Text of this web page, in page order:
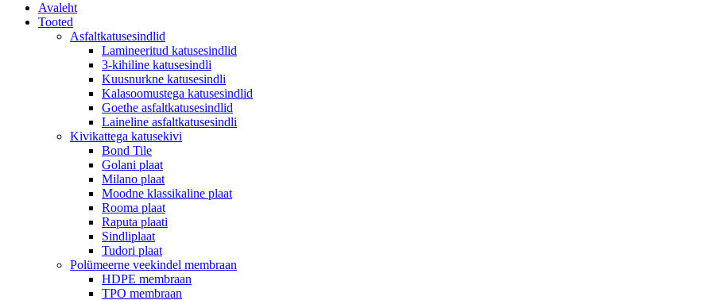
Avaleht
Tooted
Asfaltkatusesindlid
Lamineeritud katusesindlid
3-kihiline katusesindli
Kuusnurkne katusesindli
Kalasoomustega katusesindlid
Goethe asfaltkatusesindlid
Laineline asfaltkatusesindli
Kivikattega katusekivi
Bond Tile
Golani plaat
Milano plaat
Moodne klassikaline plaat
Rooma plaat
Raputa plaati
Sindliplaat
Tudori plaat
Polümeerne veekindel membraan
HDPE membraan
TPO membraan